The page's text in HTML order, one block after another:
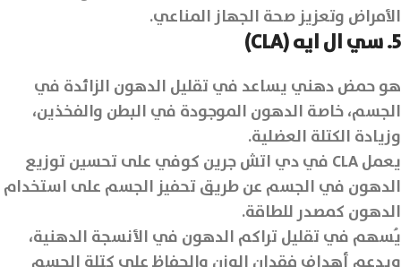
الأمراض وتعزيز صحة الجهاز المناعي.
5. سي ال ايه (CLA)
هو حمض دهني يساعد في تقليل الدهون الزائدة في
الجسم، خاصة الدهون الموجودة في البطن والفخذين،
وزيادة الكتلة العضلية.
يعمل CLA في دي اتش جرين كوفي على تحسين توزيع
الدهون في الجسم عن طريق تحفيز الجسم على استخدام
الدهون كمصدر للطاقة.
يُسهم في تقليل تراكم الدهون في الأنسجة الدهنية،